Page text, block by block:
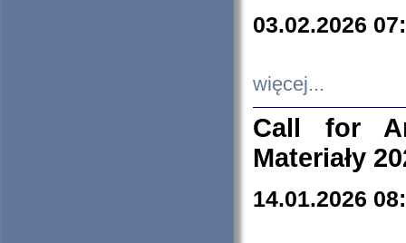
03.02.2026
więcej...
Call for
Materiały
14.01.2026